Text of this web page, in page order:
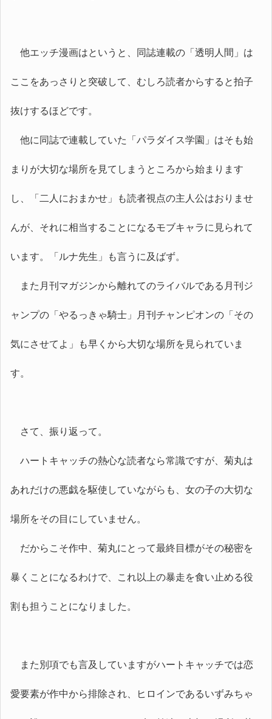
他エッチ漫画はというと、同誌連載の「透明人間」は
ここをあっさりと突破して、むしろ読者からすると拍子
抜けするほどです。
他に同誌で連載していた「パラダイス学園」はそも始
まりが大切な場所を見てしまうところから始まります
し、「二人におまかせ」も読者視点の主人公はおりませ
んが、それに相当することになるモブキャラに見られて
います。「ルナ先生」も言うに及ばず。
また月刊マガジンから離れてのライバルである月刊ジ
ャンプの「やるっきゃ騎士」月刊チャンピオンの「その
気にさせてよ」も早くから大切な場所を見られていま
す。
さて、振り返って。
ハートキャッチの熱心な読者なら常識ですが、菊丸は
あれだけの悪戯を駆使していながらも、女の子の大切な
場所をその目にしていません。
だからこそ作中、菊丸にとって最終目標がその秘密を
暴くことになるわけで、これ以上の暴走を食い止める役
割も担うことになりました。
また別項でも言及していますがハートキャッチでは恋
愛要素が作中から排除され、ヒロインであるいずみちゃ